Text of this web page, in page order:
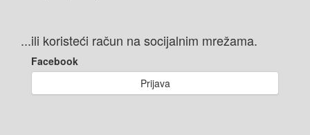
...ili koristeći račun na socijalnim mrežama.
Facebook
Prijava